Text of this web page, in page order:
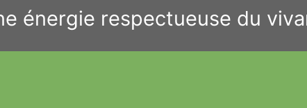
énergie respectueuse du